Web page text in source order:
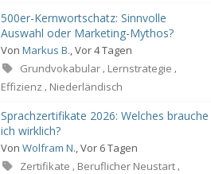
500er-Kernwortschatz: Sinnvolle
Auswahl oder Marketing-Mythos?
Von Markus B., Vor 4 Tagen
Grundvokabular, Lernstrategie,
Effizienz , Niederländisch
Sprachzertifikate 2026: Welches brauche
ich wirklich?
Von Wolfram N., Vor 6 Tagen
Zertifikate, Beruflicher Neustart,